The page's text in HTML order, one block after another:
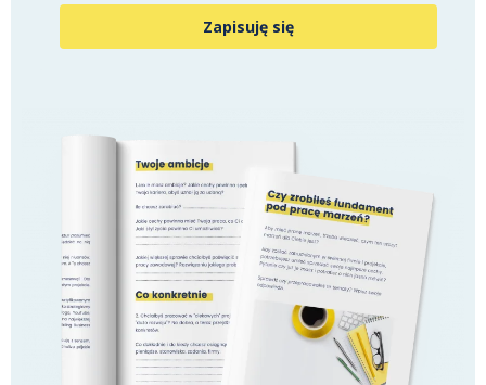
Zapisuję się